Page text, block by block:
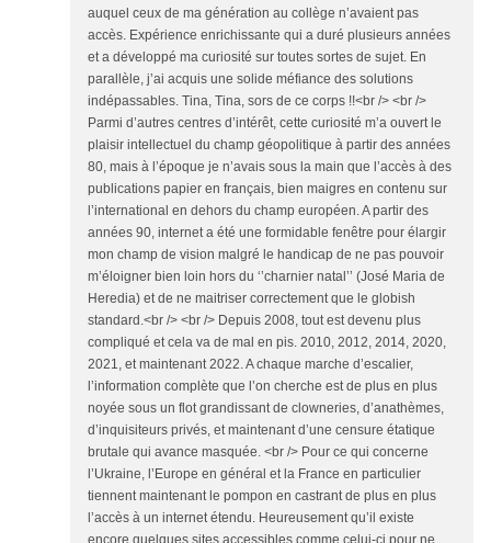
auquel ceux de ma génération au collège n’avaient pas
accès. Expérience enrichissante qui a duré plusieurs années
et a développé ma curiosité sur toutes sortes de sujet. En
parallèle, j’ai acquis une solide méfiance des solutions
indépassables. Tina, Tina, sors de ce corps !!<br /> <br />
Parmi d’autres centres d’intérêt, cette curiosité m’a ouvert le
plaisir intellectuel du champ géopolitique à partir des années
80, mais à l’époque je n’avais sous la main que l’accès à des
publications papier en français, bien maigres en contenu sur
l’international en dehors du champ européen. A partir des
années 90, internet a été une formidable fenêtre pour élargir
mon champ de vision malgré le handicap de ne pas pouvoir
m’éloigner bien loin hors du ‘’charnier natal’’ (José Maria de
Heredia) et de ne maitriser correctement que le globish
standard.<br /> <br /> Depuis 2008, tout est devenu plus
compliqué et cela va de mal en pis. 2010, 2012, 2014, 2020,
2021, et maintenant 2022. A chaque marche d’escalier,
l’information complète que l’on cherche est de plus en plus
noyée sous un flot grandissant de clowneries, d’anathèmes,
d’inquisiteurs privés, et maintenant d’une censure étatique
brutale qui avance masquée. <br /> Pour ce qui concerne
l’Ukraine, l’Europe en général et la France en particulier
tiennent maintenant le pompon en castrant de plus en plus
l’accès à un internet étendu. Heureusement qu’il existe
encore quelques sites accessibles comme celui-ci pour ne